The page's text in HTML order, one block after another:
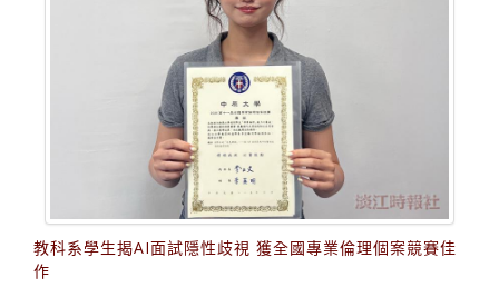
教科系學生揭AI面試隱性歧視 獲全國專業倫理個案競賽佳
作